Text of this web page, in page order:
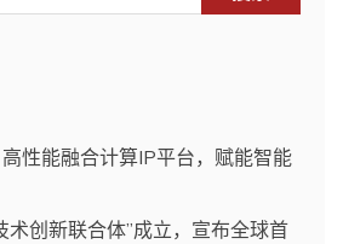
性能融合计算IP平台，赋能智能
术创新联合体”成立，宣布全球首